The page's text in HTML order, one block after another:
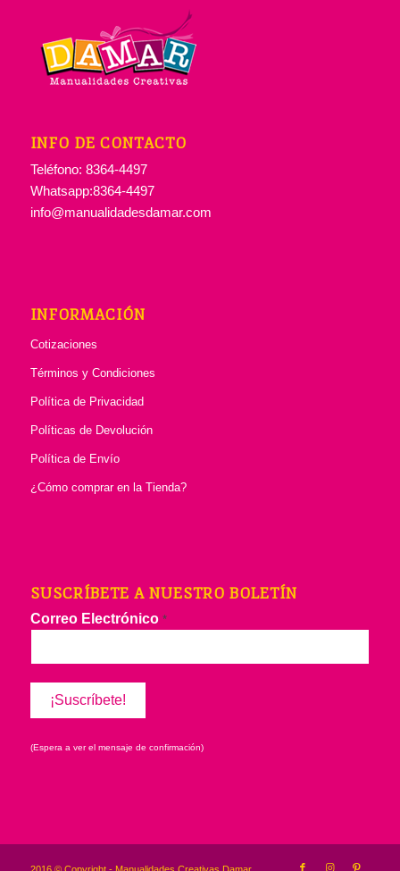
INFO DE CONTACTO
Teléfono: 8364-4497
Whatsapp:8364-4497
info@manualidadesdamar.com
INFORMACIÓN
Cotizaciones
Términos y Condiciones
Política de Privacidad
Políticas de Devolución
Política de Envío
¿Cómo comprar en la Tienda?
SUSCRÍBETE A NUESTRO BOLETÍN
Correo Electrónico *
(Espera a ver el mensaje de confirmación)
2016 © Copyright - Manualidades Creativas Damar